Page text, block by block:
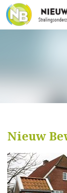
Nieuw